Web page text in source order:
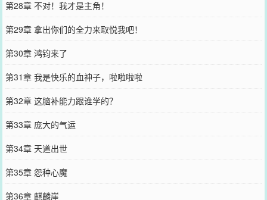
第28章 不对！我才是主角！
第29章 拿出你们的全力来取悦我吧！
第30章 鸿钧来了
第31章 我是快乐的血神子，啦啦啦啦
第32章 这脑补能力跟谁学的？
第33章 庞大的气运
第34章 天道出世
第35章 怨种心魔
第36章 麒麟崖